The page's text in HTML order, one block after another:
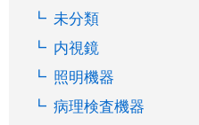
未分類
内視鏡
照明機器
病理検査機器